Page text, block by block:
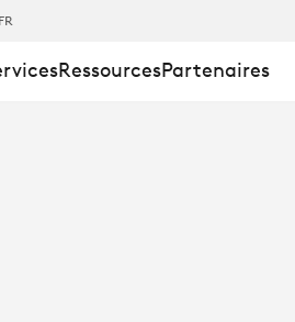
RessourcesPartenaires